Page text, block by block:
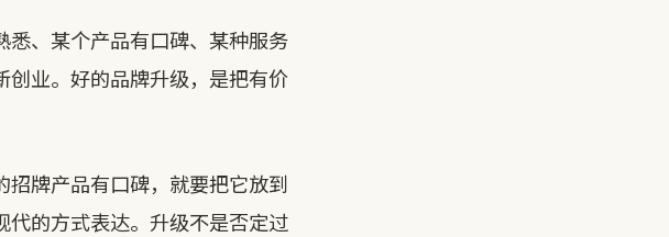
、某个产品有口碑、某种服务
业。好的品牌升级，是把有价
牌产品有口碑，就要把它放到
的方式表达。升级不是否定过